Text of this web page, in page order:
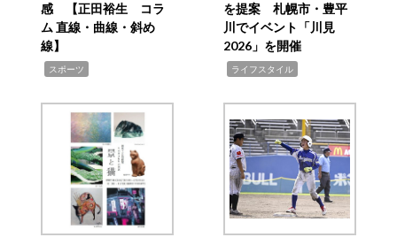
感 【正田裕生 コラ
ム 直線・曲線・斜め
線】
スポーツ
を提案 札幌市・豊平
川でイベント「川見
2026」を開催
ライフスタイル